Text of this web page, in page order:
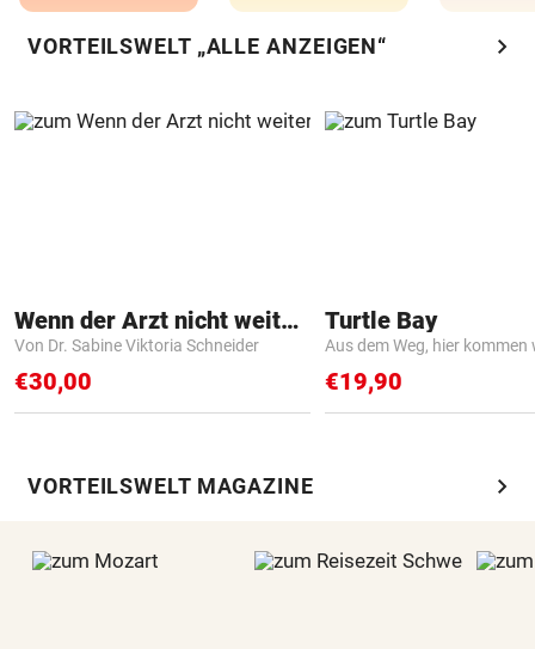
VORTEILSWELT „ALLE ANZEIGEN“ chevron_right
Wenn der Arzt nicht weiter weiß
Von Dr. Sabine Viktoria Schneider
€30,00
Turtle Bay
Aus dem Weg, hier kommen
€19,90
VORTEILSWELT MAGAZINE chevron_right